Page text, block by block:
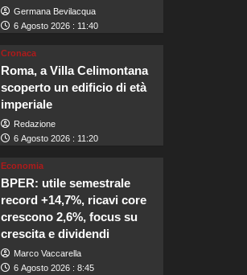
Germana Bevilacqua
6 Agosto 2026 : 11:40
Cronaca
Roma, a Villa Celimontana
scoperto un edificio di età
imperiale
Redazione
6 Agosto 2026 : 11:20
Economia
BPER: utile semestrale
record +14,7%, ricavi core
crescono 2,6%, focus su
crescita e dividendi
Marco Vaccarella
6 Agosto 2026 : 8:45